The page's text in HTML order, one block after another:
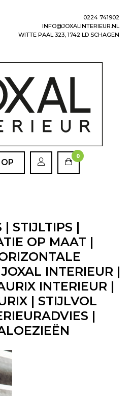
0224 741902
INFO@JOXALINTERIEUR.NL
WITTE PAAL 323, 1742 LD SCHAGEN
0
STIJLTIPS |
OP MAAT |
INTERIEUR |
INTERIEUR |
| STIJLVOL
|